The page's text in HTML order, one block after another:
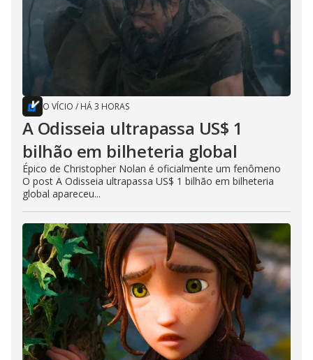
O VÍCIO / HÁ 3 HORAS
A Odisseia ultrapassa US$ 1
bilhão em bilheteria global
Épico de Christopher Nolan é oficialmente um fenômeno
O post A Odisseia ultrapassa US$ 1 bilhão em bilheteria
global apareceu...